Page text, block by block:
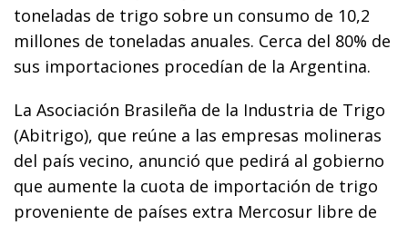
toneladas de trigo sobre un consumo de 10,2
millones de toneladas anuales. Cerca del 80% de
sus importaciones procedían de la Argentina.
La Asociación Brasileña de la Industria de Trigo
(Abitrigo), que reúne a las empresas molineras
del país vecino, anunció que pedirá al gobierno
que aumente la cuota de importación de trigo
proveniente de países extra Mercosur libre de